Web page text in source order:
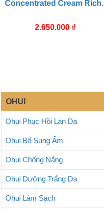
Concentrated Cream Rich.
2.650.000 ₫
OHUI
Ohui Phục Hồi Làn Da
Ohui Bổ Sung Ẩm
Ohui Chống Nắng
Ohui Dưỡng Trắng Da
Ohui Làm Sạch